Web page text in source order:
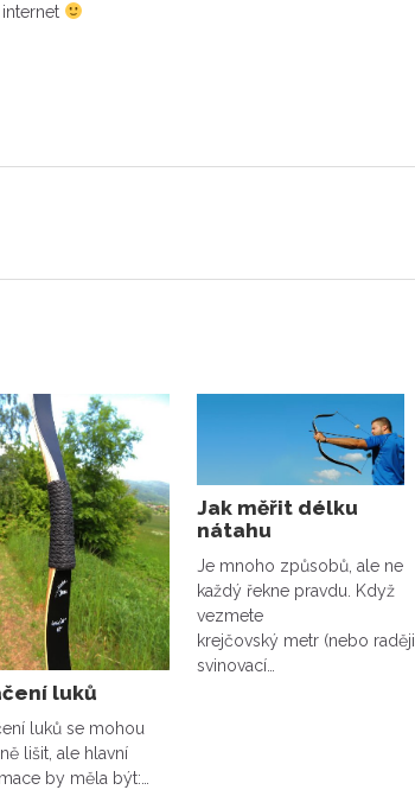
luků
luků se mohou
lišit, ale hlavní
by měla být:…
Jak měřit délku
nátahu
Je mnoho způsobů, ale ne
každý řekne pravdu. Když
vezmete
krejčovský metr (nebo raději
svinovací…